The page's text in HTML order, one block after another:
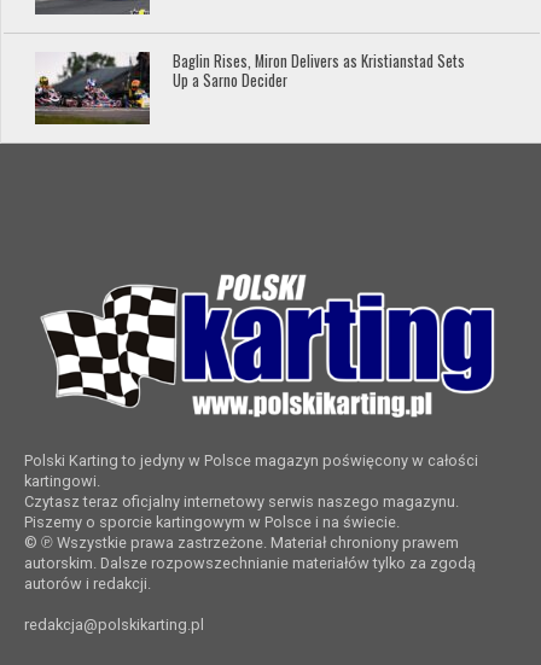
Baglin Rises, Miron Delivers as Kristianstad Sets
Up a Sarno Decider
Polski Karting to jedyny w Polsce magazyn poświęcony w całości
kartingowi.
Czytasz teraz oficjalny internetowy serwis naszego magazynu.
Piszemy o sporcie kartingowym w Polsce i na świecie.
© ℗ Wszystkie prawa zastrzeżone. Materiał chroniony prawem
autorskim. Dalsze rozpowszechnianie materiałów tylko za zgodą
autorów i redakcji.
redakcja@polskikarting.pl